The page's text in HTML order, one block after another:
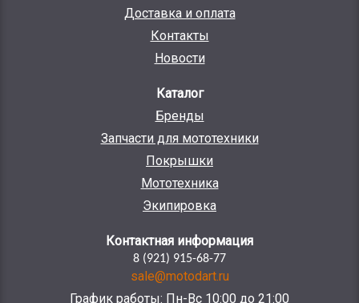
Доставка и оплата
Контакты
Новости
Каталог
Бренды
Запчасти для мототехники
Покрышки
Мототехника
Экипировка
Контактная информация
8 (921) 915-68-77
sale@motodart.ru
График работы: Пн-Вс 10:00 до 21:00